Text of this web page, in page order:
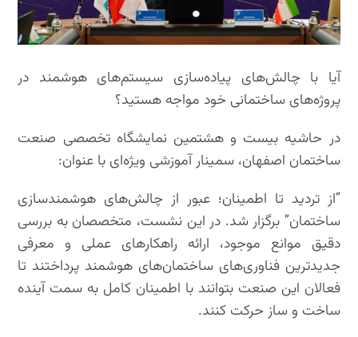
آیا با چالش‌های پیاده‌سازی سیستم‌های هوشمند در
پروژه‌های ساختمانی خود مواجه هستید؟
در حاشیه بیست و هشتمین نمایشگاه تخصصی صنعت
ساختمان اصفهان، سمینار آموزشی ویژه‌ای با عنوان:
“از تردید تا اطمینان؛ عبور از چالش‌های هوشمندسازی
ساختمان” برگزار شد. در این نشست، متخصصان به بررسی
دقیق موانع موجود، ارائه راهکارهای عملی و معرفی
جدیدترین فناوری‌های ساختمان‌های هوشمند پرداختند تا
فعالان این صنعت بتوانند با اطمینان کامل به سمت آینده
ساخت و ساز حرکت کنند.